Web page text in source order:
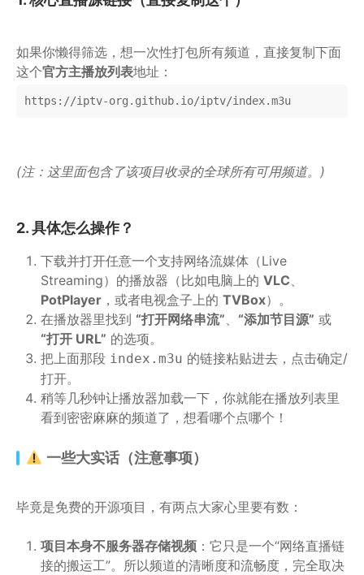
如果你懒得筛选，想一次性打包所有频道，直接复制下面
这个官方主播放列表地址：
https://iptv-org.github.io/iptv/index.m3u
(注：这里面包含了该项目收录的全球所有可用频道。)
2. 具体怎么操作？
下载并打开任意一个支持网络流媒体（Live
Streaming）的播放器（比如电脑上的 VLC、
PotPlayer ，或者电视盒子上的 TVBox）。
在播放器里找到 “打开网络串流”、 “添加节目源” 或
“打开 URL” 的选项。
把上面那段 index.m3u 的链接粘贴进去，点击确定/
打开。
稍等几秒钟让播放器加载一下，你就能在播放列表里
看到密密麻麻的频道了，想看哪个点哪个！
一些大实话（注意事项）
毕竟是免费的开源项目，有两点大家心里要有数：
项目本身不服务器存储视频 ：它只是一个“网络直播链
接的搬运工”。所以频道的清晰度和流畅度，完全取决